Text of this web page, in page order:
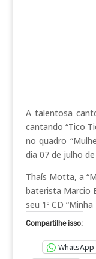
A talentosa
cantando “Tico
no quadro
dia 07 de julho de
Thaís Motta, a
baterista Marcio
seu 1º CD
Compartilhe isso:
WhatsApp